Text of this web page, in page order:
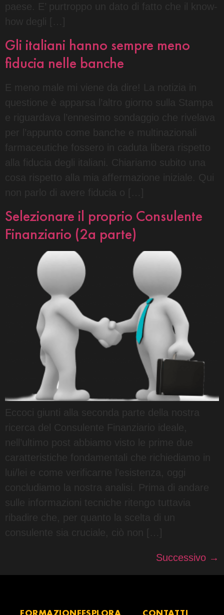
paese. E’ purtroppo un dato di fatto che il know-
how degli […]
Gli italiani hanno sempre meno
fiducia nelle banche
E meno male mi viene da dire! La notizia in
questione è apparsa l’altro giorno sulla Stampa
e riguardava l’ennesimo sondaggio che rivelava
per l’appunto come banche e multinazionali
farmaceutiche fossero in caduta libera rispetto
alla fiducia degli italiani. Chiariamo subito una
cosa rispetto alla mia affermazione iniziale. Qui
non parlo di avere fiducia o […]
Selezionare il proprio Consulente
Finanziario (2a parte)
Eccoci giunti alla seconda parte della nostra
ricerca del Consulente Finanziario ideale,
nell’ultimo post abbiamo visto le prime due
caratteristiche fondamentali che richiediamo in
lui/lei e come verificarne l’esistenza, oggi
concludiamo la nostra analisi. Prima di andare
sulle informazioni tecniche ritengo tuttavia
ribadire che, per quanto la scelta di un
consulente sia cruciale, ciò non […]
Successivo →